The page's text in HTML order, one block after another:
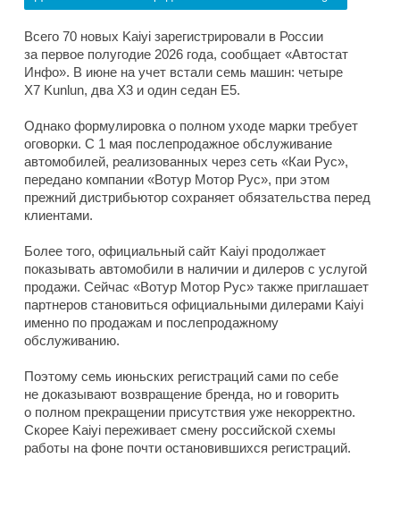
Всего 70 новых Kaiyi зарегистрировали в России
за первое полугодие 2026 года, сообщает «Автостат
Инфо». В июне на учет встали семь машин: четыре
X7 Kunlun, два X3 и один седан E5.
Однако формулировка о полном уходе марки требует
оговорки. С 1 мая послепродажное обслуживание
автомобилей, реализованных через сеть «Каи Рус»,
передано компании «Вотур Мотор Рус», при этом
прежний дистрибьютор сохраняет обязательства перед
клиентами.
Более того, официальный сайт Kaiyi продолжает
показывать автомобили в наличии и дилеров с услугой
продажи. Сейчас «Вотур Мотор Рус» также приглашает
партнеров становиться официальными дилерами Kaiyi
именно по продажам и послепродажному
обслуживанию.
Поэтому семь июньских регистраций сами по себе
не доказывают возвращение бренда, но и говорить
о полном прекращении присутствия уже некорректно.
Скорее Kaiyi переживает смену российской схемы
работы на фоне почти остановившихся регистраций.